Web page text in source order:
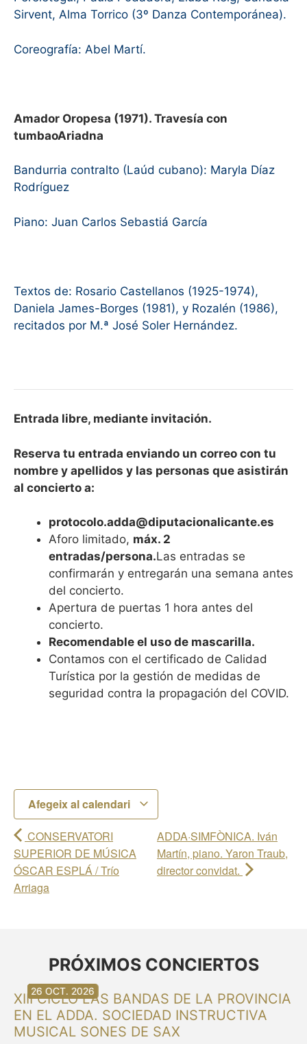
Sirvent, Alma Torrico (3º Danza Contemporánea).
Coreografía: Abel Martí.
Amador Oropesa (1971). Travesía con
tumbaoAriadna
Bandurria contralto (Laúd cubano): Maryla Díaz
Rodríguez
Piano: Juan Carlos Sebastiá García
Textos de: Rosario Castellanos (1925-1974),
Daniela James-Borges (1981), y Rozalén (1986),
recitados por M.ª José Soler Hernández.
Entrada libre, mediante invitación.
Reserva tu entrada enviando un correo con tu
nombre y apellidos y las personas que asistirán
al concierto a:
protocolo.adda@diputacionalicante.es
Aforo limitado, máx. 2
entradas/persona.Las entradas se
confirmarán y entregarán una semana antes
del concierto.
Apertura de puertas 1 hora antes del
concierto.
Recomendable el uso de mascarilla.
Contamos con el certificado de Calidad
Turística por la gestión de medidas de
seguridad contra la propagación del COVID.
Afegeix al calendari
CONSERVATORI
SUPERIOR DE MÚSICA
ÓSCAR ESPLÁ / Trío
Arriaga
ADDA·SIMFÒNICA. Iván
Martín, piano. Yaron Traub,
director convidat.
PRÓXIMOS CONCIERTOS
XIII CICLO LAS BANDAS DE LA PROVINCIA
EN EL ADDA. SOCIEDAD INSTRUCTIVA
MUSICAL SONES DE SAX
30 AG. 2026
30 AG. 2026
13 SET. 2026
20 SET. 2026
20 SET. 2026
26 SET. 2026
03 OCT. 2026
16 OCT. 2026
26 OCT. 2026